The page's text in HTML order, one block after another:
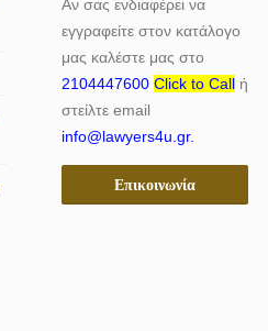
Αν σας ενδιαφέρει να
εγγραφείτε στον κατάλογο
μας καλέστε μας στο
2104447600 Click to Callή
στείλτε email
info@lawyers4u.gr.
Επικοινωνία